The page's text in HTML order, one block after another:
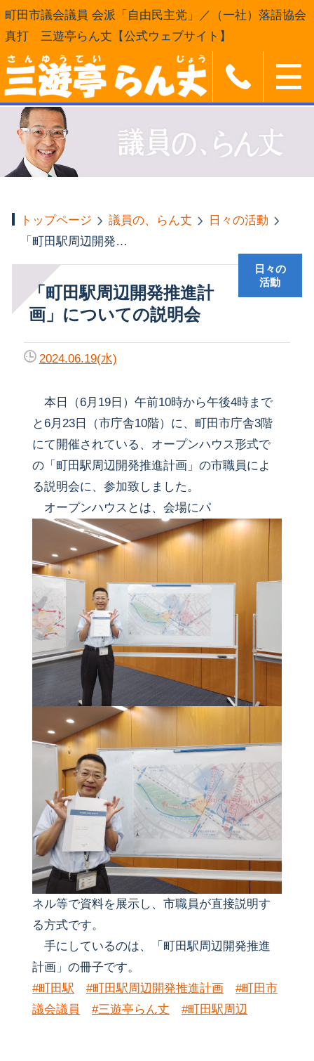
町田市議会議員 会派「自由民主党」／（一社）落語協会
真打 三遊亭らん丈【公式ウェブサイト】
トップページ 議員の、らん丈
日々の活動
「町田駅周辺開発推進計画」についての説明会
「町田駅周辺開発推進計
画」についての説明会
日々の
活動
2024.06.19(水)
本日（6月19日）午前10時から午後4時まで
と6月23日（市庁舎10階）に、町田市庁舎3階
にて開催されている、オープンハウス形式で
の「町田駅周辺開発推進計画」の市職員によ
る説明会に、参加致しました。
オープンハウスとは、会場にパ
ネル等で資料を展示し、市職員が直接説明す
る方式です。
手にしているのは、「町田駅周辺開発推進
計画」の冊子です。
#町田駅
#町田駅周辺開発推進計画
#町田市
議会議員
#三遊亭らん丈 #町田駅周辺